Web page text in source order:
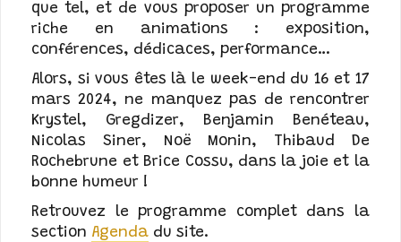
que tel, et de vous proposer un programme
riche en animations : exposition,
conférences, dédicaces, performance…
Alors, si vous êtes là le week-end du 16 et 17
mars 2024, ne manquez pas de rencontrer
Krystel, Gregdizer, Benjamin Benéteau,
Nicolas Siner, Noë Monin, Thibaud De
Rochebrune et Brice Cossu, dans la joie et la
bonne humeur !
Retrouvez le programme complet dans la
section Agenda du site.